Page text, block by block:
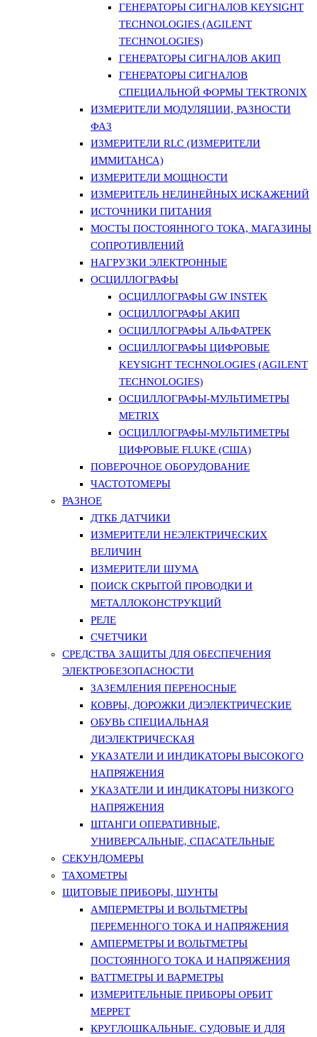
ГЕНЕРАТОРЫ СИГНАЛОВ KEYSIGHT
TECHNOLOGIES (AGILENT
TECHNOLOGIES)
ГЕНЕРАТОРЫ СИГНАЛОВ АКИП
ГЕНЕРАТОРЫ СИГНАЛОВ
СПЕЦИАЛЬНОЙ ФОРМЫ TEKTRONIX
ИЗМЕРИТЕЛИ МОДУЛЯЦИИ, РАЗНОСТИ
ФАЗ
ИЗМЕРИТЕЛИ RLC (ИЗМЕРИТЕЛИ
ИММИТАНСА)
ИЗМЕРИТЕЛИ МОЩНОСТИ
ИЗМЕРИТЕЛЬ НЕЛИНЕЙНЫХ ИСКАЖЕНИЙ
ИСТОЧНИКИ ПИТАНИЯ
МОСТЫ ПОСТОЯННОГО ТОКА, МАГАЗИНЫ
СОПРОТИВЛЕНИЙ
НАГРУЗКИ ЭЛЕКТРОННЫЕ
ОСЦИЛЛОГРАФЫ
ОСЦИЛЛОГРАФЫ GW INSTEK
ОСЦИЛЛОГРАФЫ АКИП
ОСЦИЛЛОГРАФЫ АЛЬФАТРЕК
ОСЦИЛЛОГРАФЫ ЦИФРОВЫЕ
KEYSIGHT TECHNOLOGIES (AGILENT
TECHNOLOGIES)
ОСЦИЛЛОГРАФЫ-МУЛЬТИМЕТРЫ
METRIX
ОСЦИЛЛОГРАФЫ-МУЛЬТИМЕТРЫ
ЦИФРОВЫЕ FLUKE (США)
ПОВЕРОЧНОЕ ОБОРУДОВАНИЕ
ЧАСТОТОМЕРЫ
РАЗНОЕ
ДТКБ ДАТЧИКИ
ИЗМЕРИТЕЛИ НЕЭЛЕКТРИЧЕСКИХ
ВЕЛИЧИН
ИЗМЕРИТЕЛИ ШУМА
ПОИСК СКРЫТОЙ ПРОВОДКИ И
МЕТАЛЛОКОНСТРУКЦИЙ
РЕЛЕ
СЧЕТЧИКИ
СРЕДСТВА ЗАЩИТЫ ДЛЯ ОБЕСПЕЧЕНИЯ
ЭЛЕКТРОБЕЗОПАСНОСТИ
ЗАЗЕМЛЕНИЯ ПЕРЕНОСНЫЕ
КОВРЫ, ДОРОЖКИ ДИЭЛЕКТРИЧЕСКИЕ
ОБУВЬ СПЕЦИАЛЬНАЯ
ДИЭЛЕКТРИЧЕСКАЯ
УКАЗАТЕЛИ И ИНДИКАТОРЫ ВЫСОКОГО
НАПРЯЖЕНИЯ
УКАЗАТЕЛИ И ИНДИКАТОРЫ НИЗКОГО
НАПРЯЖЕНИЯ
ШТАНГИ ОПЕРАТИВНЫЕ,
УНИВЕРСАЛЬНЫЕ, СПАСАТЕЛЬНЫЕ
СЕКУНДОМЕРЫ
ТАХОМЕТРЫ
ЩИТОВЫЕ ПРИБОРЫ, ШУНТЫ
АМПЕРМЕТРЫ И ВОЛЬТМЕТРЫ
ПЕРЕМЕННОГО ТОКА И НАПРЯЖЕНИЯ
АМПЕРМЕТРЫ И ВОЛЬТМЕТРЫ
ПОСТОЯННОГО ТОКА И НАПРЯЖЕНИЯ
ВАТТМЕТРЫ И ВАРМЕТРЫ
ИЗМЕРИТЕЛЬНЫЕ ПРИБОРЫ ОРБИТ
МЕРРЕТ
КРУГЛОШКАЛЬНЫЕ. СУДОВЫЕ И ДЛЯ